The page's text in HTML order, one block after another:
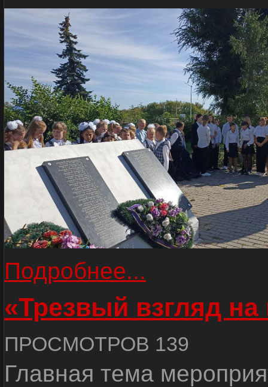
Подробнее...
«Трезвый взгляд на
ПРОСМОТРОВ 139
Главная тема